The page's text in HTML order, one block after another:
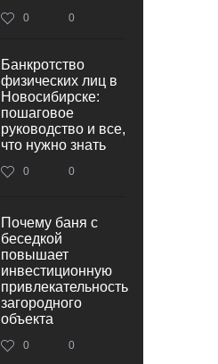
0 0
Банкротство
физических лиц в
Новосибирске:
пошаговое
руководство и все,
что нужно знать
0 0
Почему баня с
беседкой
повышает
инвестиционную
привлекательность
загородного
объекта
0 0